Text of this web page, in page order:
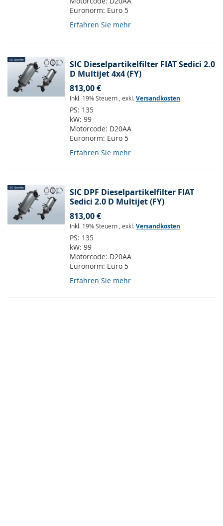
Euronorm: Euro 5
Erfahren Sie mehr
SIC Dieselpartikelfilter FIAT Sedici 2.0
D Multijet 4x4 (FY)
813,00 €
Inkl. 19% Steuern , exkl.Versandkosten
PS: 135
kW: 99
Motorcode: D20AA
Euronorm: Euro 5
Erfahren Sie mehr
SIC DPF Dieselpartikelfilter FIAT
Sedici 2.0 D Multijet (FY)
813,00 €
Inkl. 19% Steuern , exkl.Versandkosten
PS: 135
kW: 99
Motorcode: D20AA
Euronorm: Euro 5
Erfahren Sie mehr